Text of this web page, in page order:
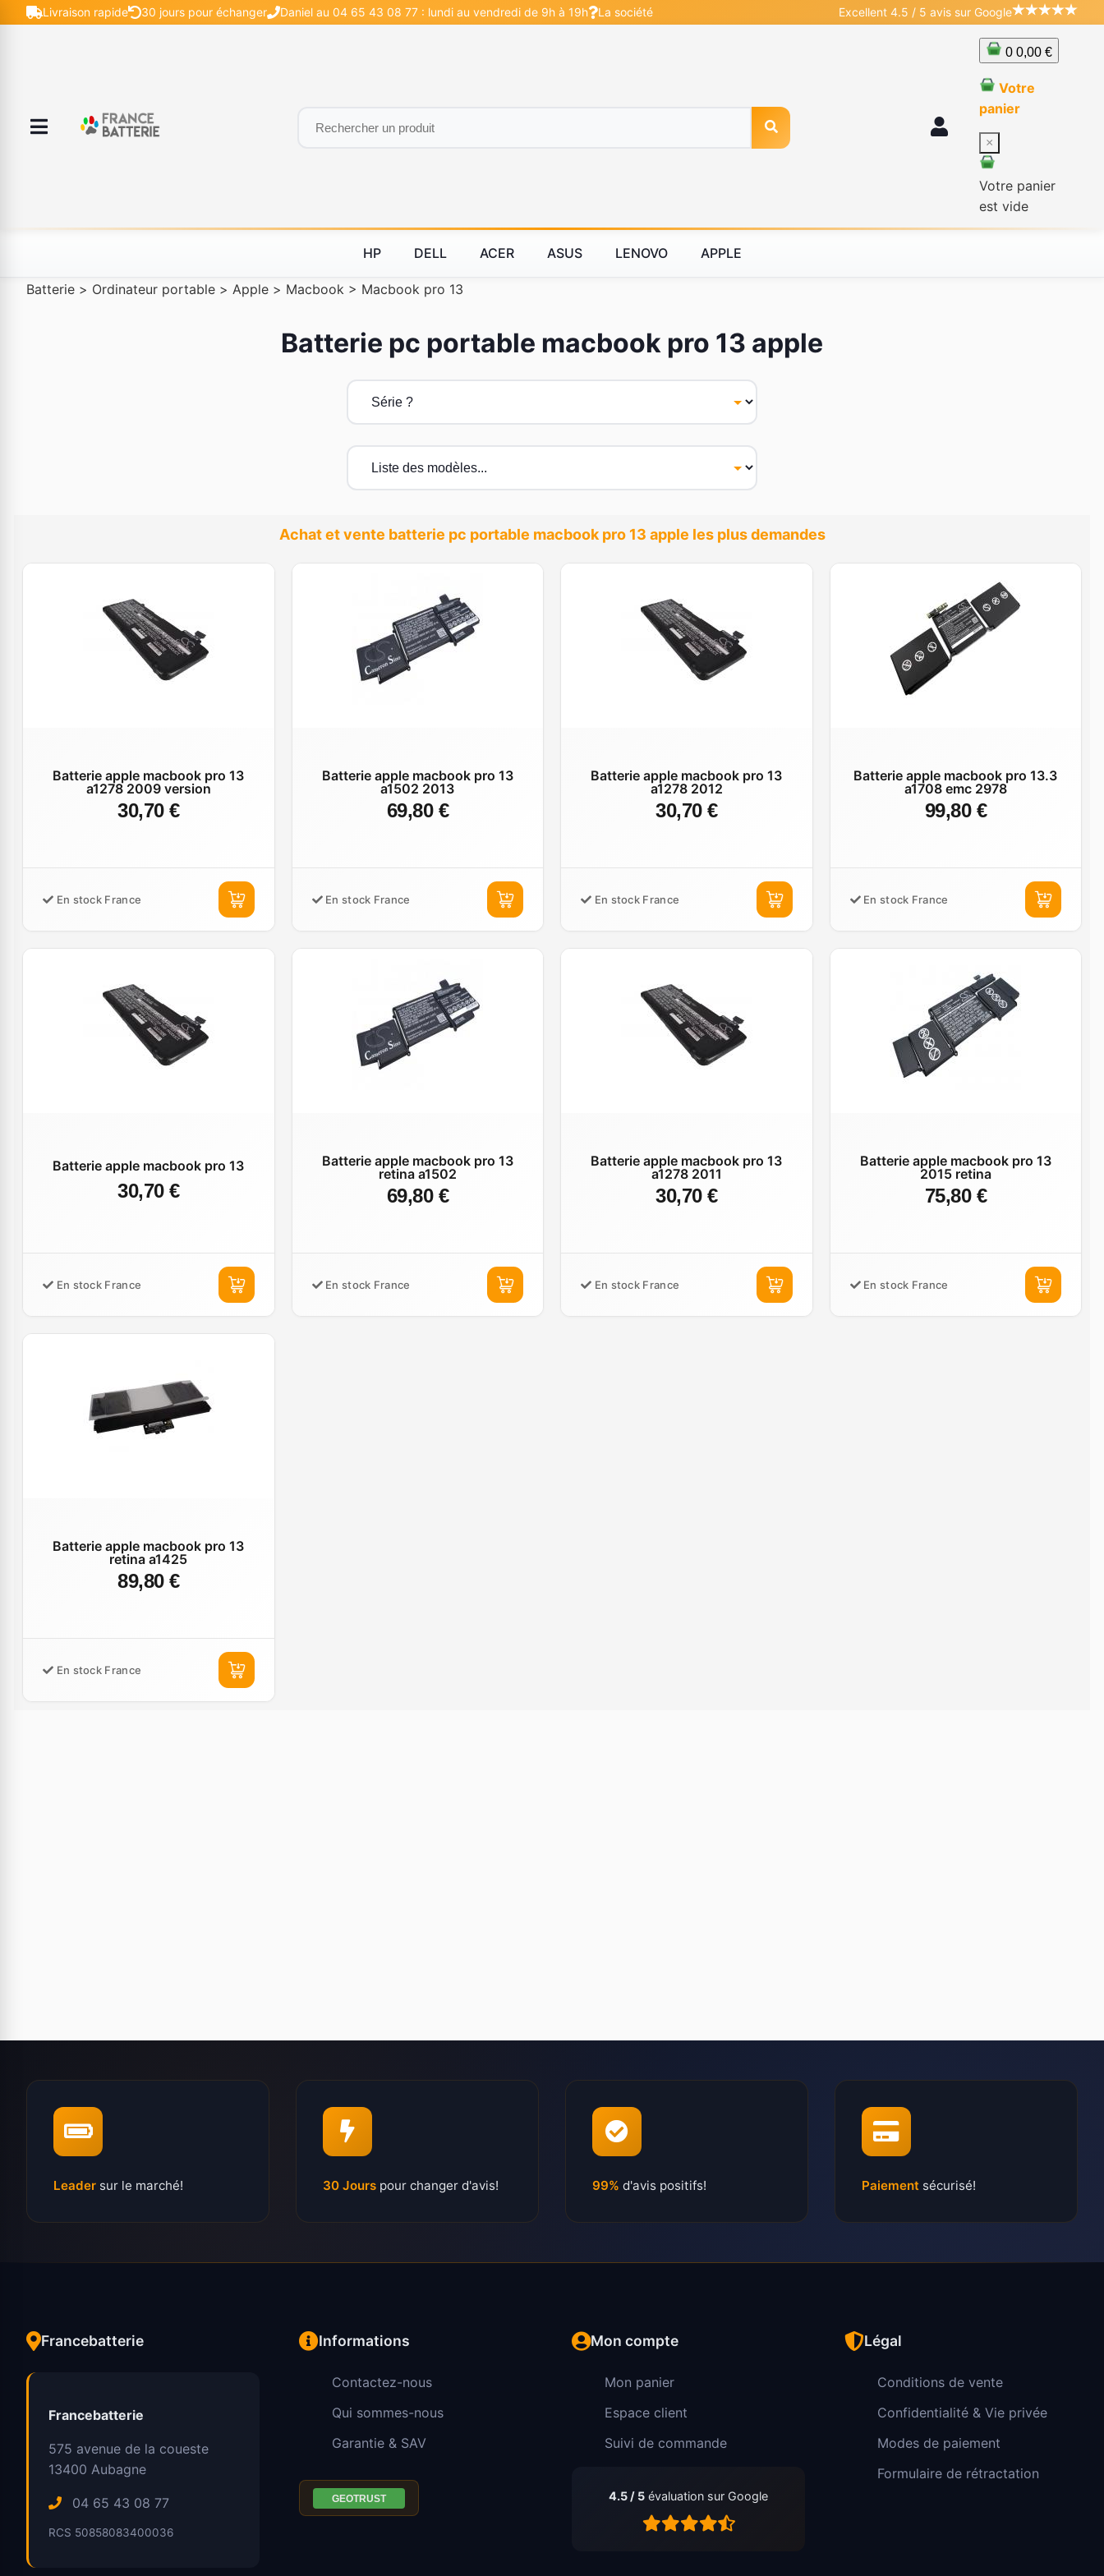
Livraison rapide 30 jours pour échanger Daniel au 04 65 43 08 77 : lundi au vendredi de 9h à 19h La société Excellent 4.5 / 5 avis sur Google
0 0,00 €
Votre
panier
×
Votre panier
est vide
HP DELL ACER ASUS LENOVO APPLE
Batterie > Ordinateur portable > Apple > Macbook > Macbook pro 13
Batterie pc portable macbook pro 13 apple
Achat et vente batterie pc portable macbook pro 13 apple les plus demandes
Batterie apple macbook pro 13
a1278 2009 version
30,70 €
En stock France
Batterie apple macbook pro 13
a1502 2013
69,80 €
En stock France
Batterie apple macbook pro 13
a1278 2012
30,70 €
En stock France
Batterie apple macbook pro 13.3
a1708 emc 2978
99,80 €
En stock France
Batterie apple macbook pro 13
30,70 €
En stock France
Batterie apple macbook pro 13
retina a1502
69,80 €
En stock France
Batterie apple macbook pro 13
a1278 2011
30,70 €
En stock France
Batterie apple macbook pro 13
2015 retina
75,80 €
En stock France
Batterie apple macbook pro 13
retina a1425
89,80 €
En stock France
Leader sur le marché! 30 Jours pour changer d'avis! 99% d'avis positifs! Paiement sécurisé!
Francebatterie
Francebatterie
575 avenue de la coueste
13400 Aubagne
04 65 43 08 77
RCS 50858083400036
Informations
Contactez-nous
Qui sommes-nous
Garantie & SAV
Mon compte
Mon panier
Espace client
Suivi de commande
4.5 / 5 évaluation sur Google
Légal
Conditions de vente
Confidentialité & Vie privée
Modes de paiement
Formulaire de rétractation